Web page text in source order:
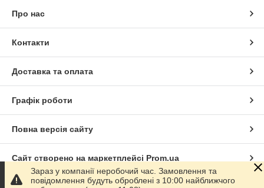
Про нас
Контакти
Доставка та оплата
Графік роботи
Повна версія сайту
Сайт створено на маркетплейсі Prom.ua
Зараз у компанії неробочий час. Замовлення та
повідомлення будуть оброблені з 10:00 найближчого